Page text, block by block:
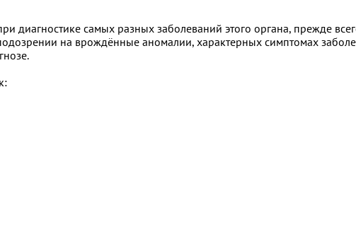
диагностике самых разных заболеваний этого органа, прежде
на врождённые аномалии, характерных симптомах